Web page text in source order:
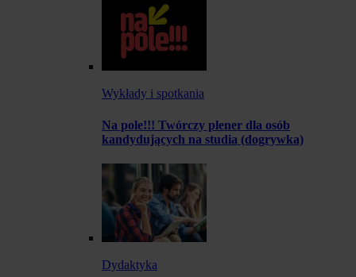
Wykłady i spotkania
Na pole!!! Twórczy plener dla osób
kandydujących na studia (dogrywka)
Dydaktyka